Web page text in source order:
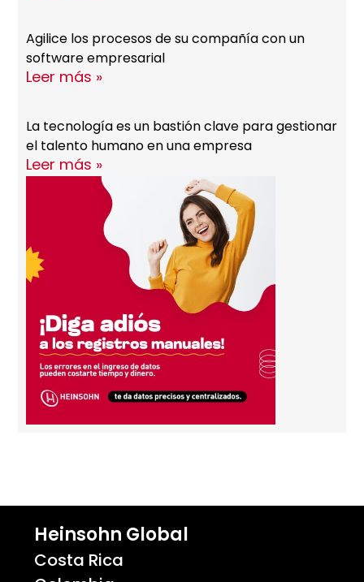
Agilice los procesos de su compañía con un
software empresarial
Leer más »
La tecnología es un bastión clave para gestionar
el talento humano en una empresa
Leer más »
Heinsohn Global
Costa Rica